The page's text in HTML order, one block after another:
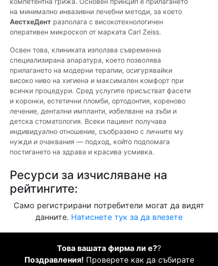
на минимално инвазивни лечебни методи, за което
АестхеДент разполага с високотехнологичен
оперативен микроскоп от марката Carl Zeiss.
Освен това, клиниката използва съвременна
специализирана апаратура, което позволява
прилагането на модерни терапии, осигурявайки
високо ниво на хигиена и максимален комфорт при
всички процедури. Сред услугите присъстват фасети
и коронки, естетични пломби, ортодонтия, кореново
лечение, дентални импланти, избелване на зъби и
детска стоматология. Всеки пациент получава
индивидуално отношение, съобразено с личните му
нужди и очаквания — подход, който подпомага
постигането на здрава и красива усмивка.
Ресурси за изчисляване на
рейтингите:
Само регистрирани потребители могат да видят
данните. Натиснете тук за да влезете
Това вашата фирма ли е??
Поздравления! Проверете как да събирате